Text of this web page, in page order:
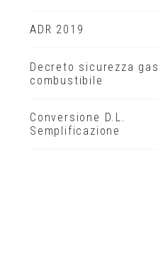
ADR 2019
Decreto sicurezza gas
combustibile
Conversione D.L.
Semplificazione